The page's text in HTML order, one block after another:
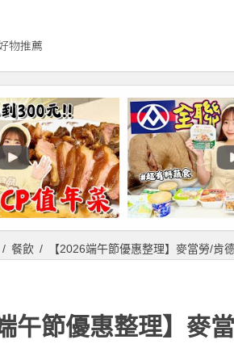
物推薦
餐飲 【2026端午節優惠整理】麥當勞/肯
午節優惠整理】麥